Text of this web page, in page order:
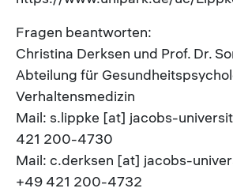
Fragen beantworten:
Christina Derksen und Prof. Dr.
Abteilung für
Verhaltensmedizin
Mail: s.lippke [at] jacobs-
421 200-4730
Mail: c.derksen [at] jacobs-
+49 421 200-4732